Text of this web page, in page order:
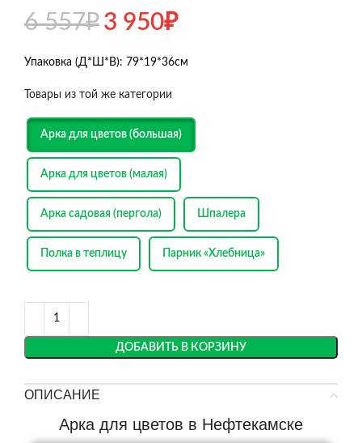
6 557₽ 3 950₽
Упаковка (Д*Ш*В): 79*19*36см
Товары из той же категории
Арка для цветов (большая)
Арка для цветов (малая)
Арка садовая (пергола) Шпалера
Полка в теплицу Парник «Хлебница»
ДОБАВИТЬ В КОРЗИНУ
ОПИСАНИЕ
Арка для цветов в Нефтекамске